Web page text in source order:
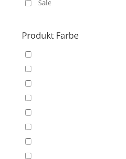
Sale
Produkt Farbe